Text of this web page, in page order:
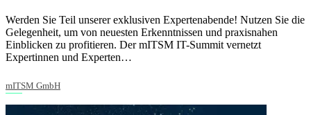
Werden Sie Teil unserer exklusiven Expertenabende! Nutzen Sie die
Gelegenheit, um von neuesten Erkenntnissen und praxisnahen
Einblicken zu profitieren. Der mITSM IT-Summit vernetzt
Expertinnen und Experten…
mITSM GmbH